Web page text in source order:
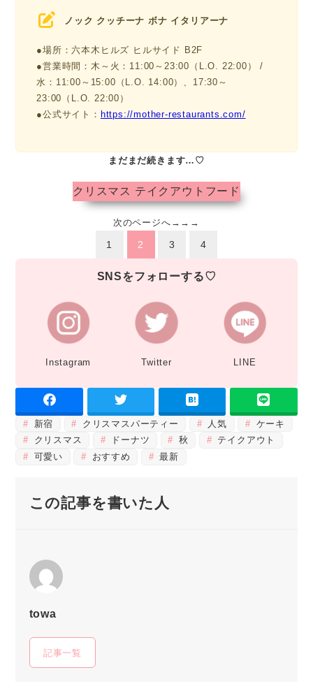
ノック クッチーナ ボナ イタリアーナ
●場所：六本木ヒルズ ヒルサイド B2F
●営業時間：木～火：11:00～23:00（L.O. 22:00） /
水：11:00～15:00（L.O. 14:00）、17:30～
23:00（L.O. 22:00）
●公式サイト： https://mother-restaurants.com/
まだまだ続きます…♡
クリスマス テイクアウトフード
次のページへ→→→
1 2 3 4
SNSをフォローする♡
Instagram Twitter LINE
新宿 クリスマスパーティー 人気
ケーキ
クリスマス
ドーナツ 秋
テイクアウト
可愛い
おすすめ 最新
この記事を書いた人
towa
記事一覧